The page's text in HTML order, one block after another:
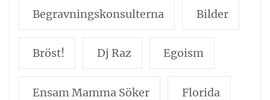
Begravningskonsulterna Bilder
Bröst! Dj Raz Egoism
Ensam Mamma Söker Florida